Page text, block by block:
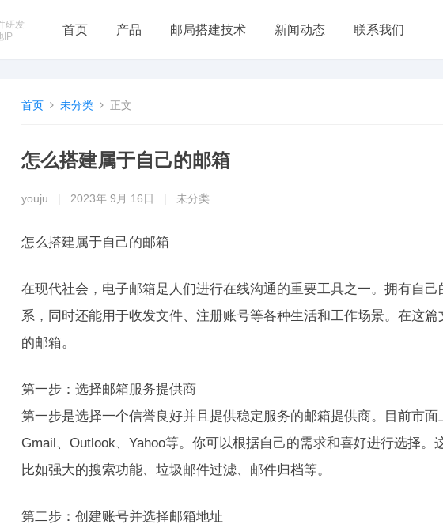
研发
IP
首页 产品 邮局搭建技术 新闻动态 联系我们
首页 未分类 正文
怎么搭建属于自己的邮箱
youju 2023年 9月 16日 未分类
怎么搭建属于自己的邮箱
在现代社会，电子邮箱是人们进行在线沟通的重要工具之一。拥有自
系，同时还能用于收发文件、注册账号等各种生活和工作场景。在这
的邮箱。
第一步：选择邮箱服务提供商
第一步是选择一个信誉良好并且提供稳定服务的邮箱提供商。目前市
Gmail、Outlook、Yahoo等。你可以根据自己的需求和喜好进行选择。
比如强大的搜索功能、垃圾邮件过滤、邮件归档等。
第二步：创建账号并选择邮箱地址